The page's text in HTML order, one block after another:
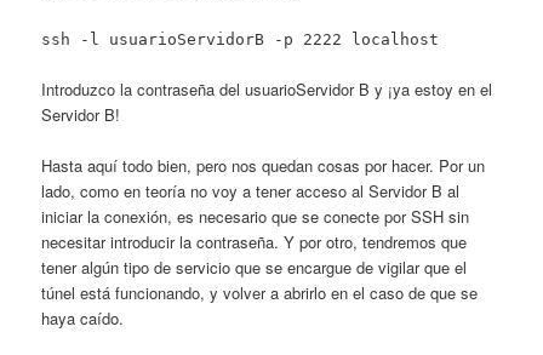
ssh -l usuarioServidorB -p 2222 localhost
Introduzco la contraseña del usuarioServidor B y ¡ya estoy en el
Servidor B!
Hasta aquí todo bien, pero nos quedan cosas por hacer. Por un
lado, como en teoría no voy a tener acceso al Servidor B al
iniciar la conexión, es necesario que se conecte por SSH sin
necesitar introducir la contraseña. Y por otro, tendremos que
tener algún tipo de servicio que se encargue de vigilar que el
túnel está funcionando, y volver a abrirlo en el caso de que se
haya caído.